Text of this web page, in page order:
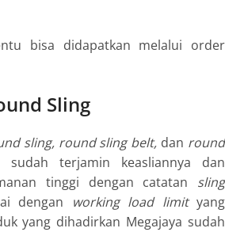
bisa didapatkan melalui order
Sling
sling, round sling belt, dan round
terjamin keasliannya dan
tinggi dengan catatan sling
dengan working load limityang
yang dihadirkan Megajaya sudah